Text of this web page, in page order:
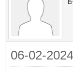
06-02-